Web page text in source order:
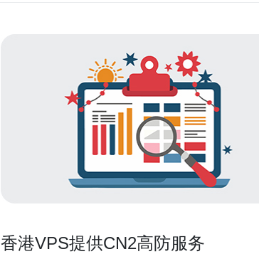
香港VPS提供CN2高防服务